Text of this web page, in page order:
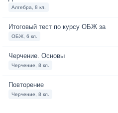
Алгебра, 8 кл.
Итоговый тест по курсу ОБЖ за
ОБЖ, 6 кл.
Черчение. Основы
Черчение, 8 кл.
Повторение
Черчение, 8 кл.